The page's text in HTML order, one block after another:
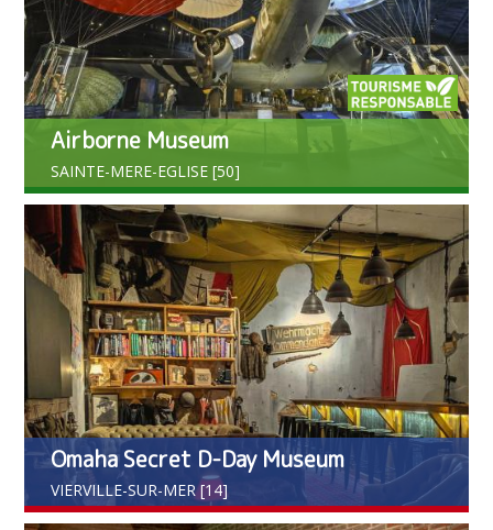
Airborne Museum
SAINTE-MERE-EGLISE [50]
Omaha Secret D-Day Museum
VIERVILLE-SUR-MER [14]